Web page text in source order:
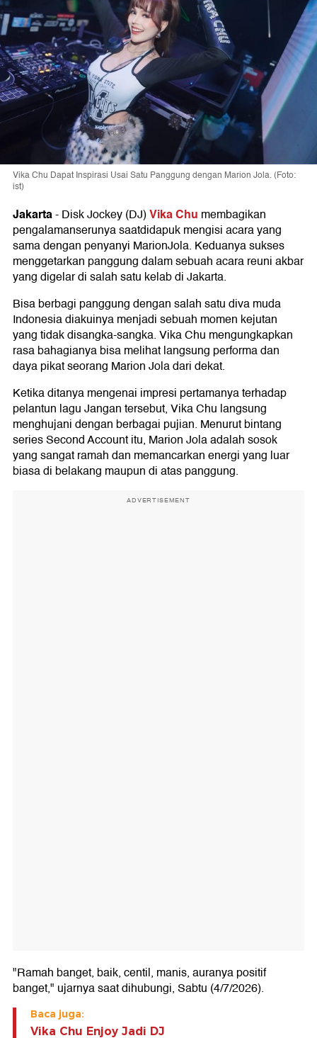
Vika Chu Dapat Inspirasi Usai Satu Panggung dengan Marion Jola. (Foto:
ist)
Jakarta-Disk Jockey (DJ)Vika Chu membagikan
pengalamanserunya saatdidapuk mengisi acara yang
sama dengan penyanyi MarionJola. Keduanya sukses
menggetarkan panggung dalam sebuah acara reuni akbar
yang digelar di salah satu kelab di Jakarta.
Bisa berbagi panggung dengan salah satu diva muda
Indonesia diakuinya menjadi sebuah momen kejutan
yang tidak disangka-sangka. Vika Chu mengungkapkan
rasa bahagianya bisa melihat langsung performa dan
daya pikat seorang Marion Jola dari dekat.
Ketika ditanya mengenai impresi pertamanya terhadap
pelantun lagu Jangan tersebut, Vika Chu langsung
menghujani dengan berbagai pujian. Menurut bintang
series Second Account itu, Marion Jola adalah sosok
yang sangat ramah dan memancarkan energi yang luar
biasa di belakang maupun di atas panggung.
ADVERTISEMENT
"Ramah banget, baik, centil, manis, auranya positif
banget," ujarnya saat dihubungi, Sabtu (4/7/2026).
Baca juga:
Vika Chu Enjoy Jadi DJ